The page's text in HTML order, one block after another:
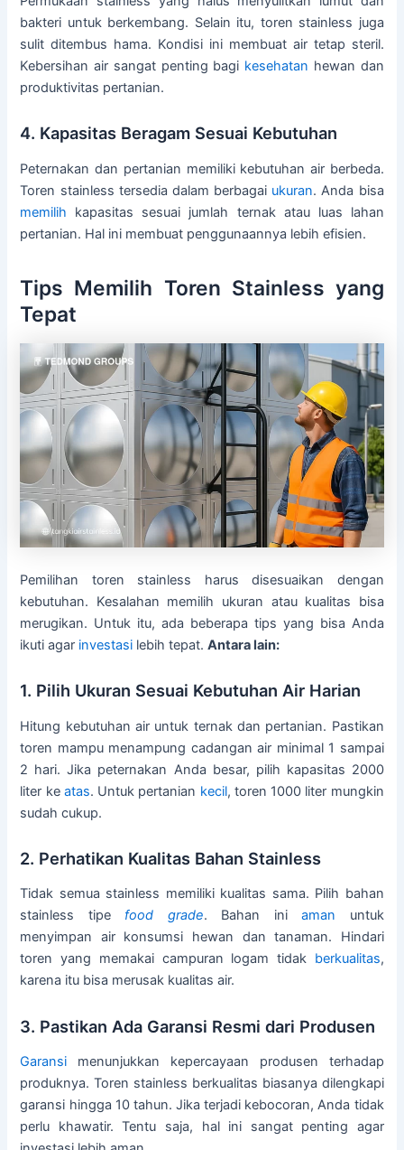
bakteri untuk berkembang. Selain itu, toren stainless juga
sulit ditembus hama. Kondisi ini membuat air tetap steril.
Kebersihan air sangat penting bagi kesehatan hewan dan
produktivitas pertanian.
4. Kapasitas Beragam Sesuai Kebutuhan
Peternakan dan pertanian memiliki kebutuhan air berbeda.
Toren stainless tersedia dalam berbagai ukuran. Anda bisa
memilih kapasitas sesuai jumlah ternak atau luas lahan
pertanian. Hal ini membuat penggunaannya lebih efisien.
Tips Memilih Toren Stainless yang
Tepat
Pemilihan toren stainless harus disesuaikan dengan
kebutuhan. Kesalahan memilih ukuran atau kualitas bisa
merugikan. Untuk itu, ada beberapa tips yang bisa Anda
ikuti agar investasi lebih tepat.Antara lain:
1. Pilih Ukuran Sesuai Kebutuhan Air Harian
Hitung kebutuhan air untuk ternak dan pertanian. Pastikan
toren mampu menampung cadangan air minimal 1 sampai
2 hari. Jika peternakan Anda besar, pilih kapasitas 2000
liter ke atas. Untuk pertanian kecil, toren 1000 liter mungkin
sudah cukup.
2. Perhatikan Kualitas Bahan Stainless
Tidak semua stainless memiliki kualitas sama. Pilih bahan
stainless tipe food grade. Bahan iniaman untuk
menyimpan air konsumsi hewan dan tanaman. Hindari
toren yang memakai campuran logam tidak berkualitas,
karena itu bisa merusak kualitas air.
3. Pastikan Ada Garansi Resmi dari Produsen
Garansi menunjukkan kepercayaan produsen terhadap
produknya. Toren stainless berkualitas biasanya dilengkapi
garansi hingga 10 tahun. Jika terjadi kebocoran, Anda tidak
perlu khawatir. Tentu saja, hal ini sangat penting agar